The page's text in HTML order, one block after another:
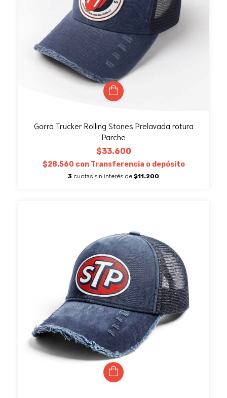
Gorra Trucker Rolling Stones Prelavada rotura
Parche
$33.600
$28.560 con Transferencia o depósito
3 cuotas sin interés de $11.200